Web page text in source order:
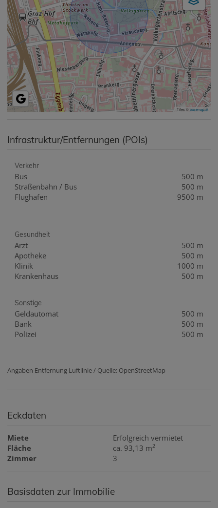
Tiles ©basemap.at
Infrastruktur/Entfernungen (POIs)
Verkehr
Bus
500 m
Straßenbahn / Bus
500 m
Flughafen
9500 m
Gesundheit
Arzt
500 m
Apotheke
500 m
Klinik
1000 m
Krankenhaus
500 m
Sonstige
Geldautomat
500 m
Bank
500 m
Polizei
500 m
Angaben Entfernung Luftlinie / Quelle: OpenStreetMap
Eckdaten
Miete
Erfolgreich vermietet
Fläche
ca. 93,13 m2
Zimmer 3
Basisdaten zur Immobilie